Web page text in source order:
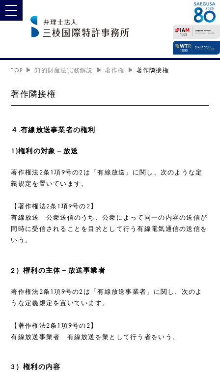
toggle navigation
TOP 知的財産法実務解説 著作権 著作隣接権
著作隣接権
４.有線放送事業者の権利
1)権利の対象－放送
著作権法2条1項9号の2は「有線放送」に関し、次のような定
義規定を置いています。
【著作権法2条1項9号の2】
有線放送 公衆送信のうち、公衆によって同一の内容の送信が
同時に受信されることを目的として行う有線電気通信の送信を
いう。
2）権利の主体－放送事業者
著作権法2条1項9号の2は「有線放送事業者」に関し、次のよ
うな定義規定を置いています。
【著作権法2条1項9号の2】
有線放送事業者 有線放送を業として行う者をいう。
3）権利の内容